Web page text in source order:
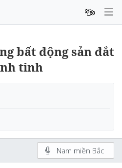
bất động sản đắt
tinh
Nam miền Bắc